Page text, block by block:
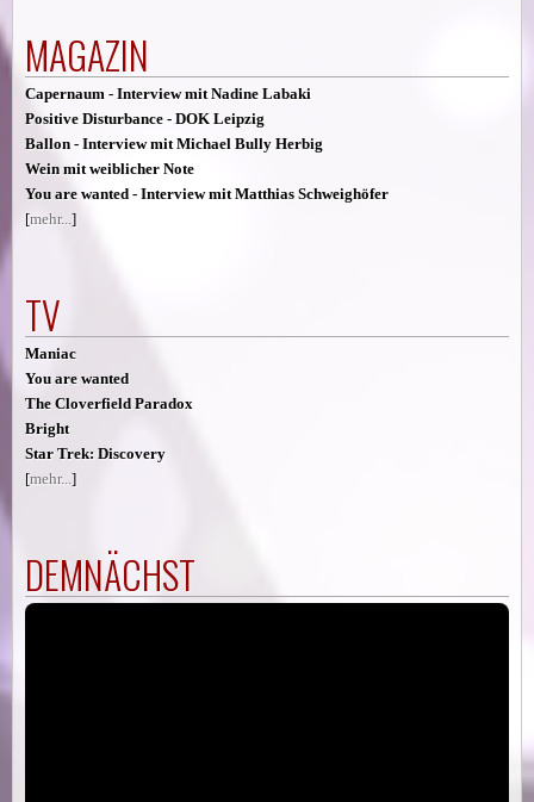
MAGAZIN
Capernaum - Interview mit Nadine Labaki
Positive Disturbance - DOK Leipzig
Ballon - Interview mit Michael Bully Herbig
Wein mit weiblicher Note
You are wanted - Interview mit Matthias Schweighöfer
[mehr... ]
TV
Maniac
You are wanted
The Cloverfield Paradox
Bright
Star Trek: Discovery
[mehr... ]
DEMNÄCHST